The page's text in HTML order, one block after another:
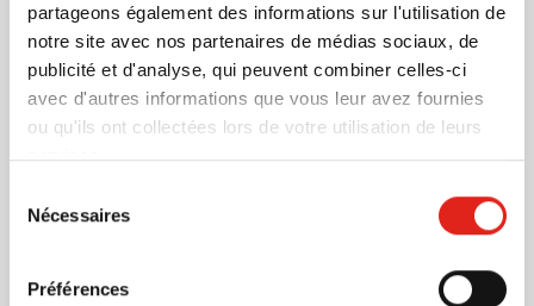
partageons également des informations sur l'utilisation de
notre site avec nos partenaires de médias sociaux, de
publicité et d'analyse, qui peuvent combiner celles-ci
avec d'autres informations que vous leur avez fournies
ou qu'ils ont collectées lors de votre utilisation de leurs
services.
Nécessaires
Préférences
Marque
IMPRESSION
Matière
Bois, Papier
Dimensions
10 cm x 10 cm x 0.7 cm (l
x l x h)